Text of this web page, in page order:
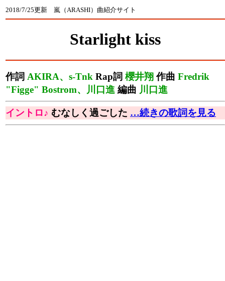
2018/7/25更新 嵐（ARASHI）曲紹介サイト
Starlight kiss
作詞 AKIRA、s-Tnk Rap詞 櫻井翔 作曲 Fredrik
"Figge" Bostrom、川口進 編曲 川口進
イントロ♪ むなしく過ごした …続きの歌詞を見る